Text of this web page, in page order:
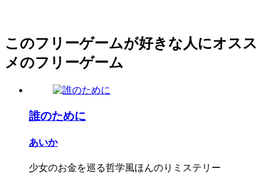
このフリーゲームが好きな人にオスス
メのフリーゲーム
誰のために
あいか
少女のお金を巡る哲学風ほんのりミステリー